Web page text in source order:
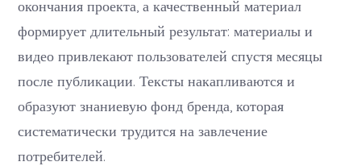
окончания проекта, а качественный материал
формирует длительный результат: материалы и
видео привлекают пользователей спустя месяцы
после публикации. Тексты накапливаются и
образуют знаниевую фонд бренда, которая
систематически трудится на завлечение
потребителей.